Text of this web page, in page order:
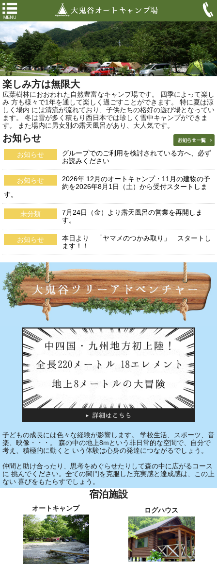
楽しみ方は無限大
広葉樹林におおわれた自然豊富なキャンプ場です。 四季によって楽し
み 方も様々で1年を通して楽しく過ごすことができます。 特に夏は涼
しく場内 には清流が流れており、子供たちの格好の遊び場となってい
ます。 冬は雪が多く積もり西日本では珍しく雪中キャンプができま
す。 また場内に男女別の露天風呂があり、大人気です。
お知らせ
お知らせ
グループでのご利用を検討されている方へ、必ず
お読みください
お知らせ
2026年 12月のオートキャンプ・11月の建物の予
約を2026年8月1日（土）から受付スタートしま
す。
未分類
7月24日（金）より露天風呂の営業を再開しま
す。
お知らせ
本日より 「ヤマメのつかみ取り」 スタートし
ます！！
子どもの成長には色々な経験が影響します。 学校生活、スポーツ、音
楽、映像・・・。 森の中の地上8mという非日常的な空間で、自分で
考え、積極的に動くと いう体験は心身の発達につながるでしょう。
仲間と助け合ったり、思考をめぐらせたりして森の中に広がるコース
に 挑んでください。全ての関門を克服した充実感と達成感は、この上
ない 喜びをもたらすでしょう。
宿泊施設
オートキャンプ ログハウス